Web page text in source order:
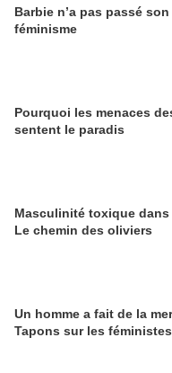
Barbie n’a pas passé
féminisme
Pourquoi les menaces
sentent le paradis
Masculinité toxique dans
Le chemin des oliviers
Un homme a fait de la
Tapons sur les féministes